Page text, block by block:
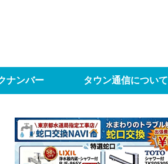
ナンバー タウン通信について